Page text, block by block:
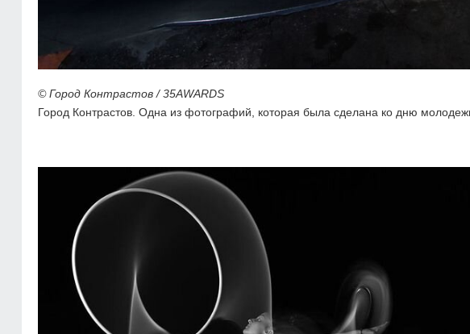
© Город Контрастов / 35AWARDS
Город Контрастов. Одна из фотографий, которая была сделана ко дню